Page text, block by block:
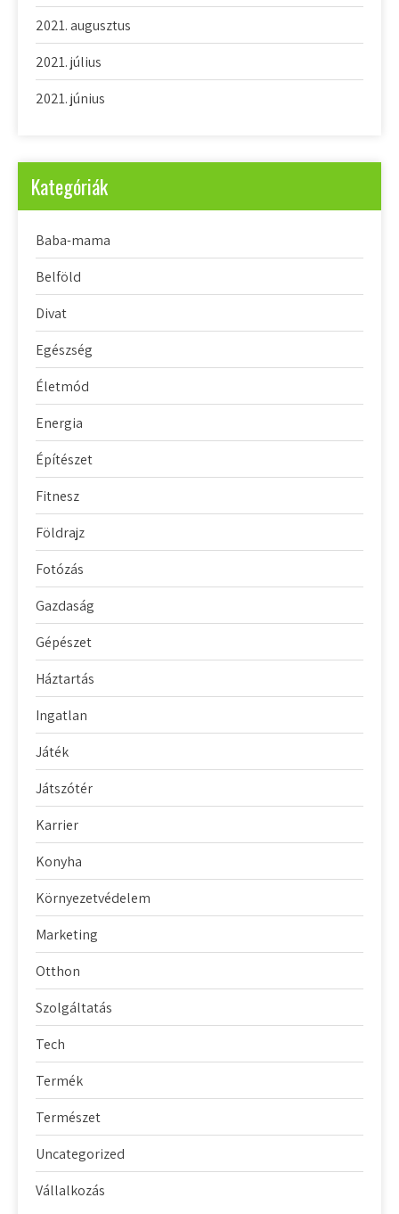
2021. augusztus
2021. július
2021. június
Kategóriák
Baba-mama
Belföld
Divat
Egészség
Életmód
Energia
Építészet
Fitnesz
Földrajz
Fotózás
Gazdaság
Gépészet
Háztartás
Ingatlan
Játék
Játszótér
Karrier
Konyha
Környezetvédelem
Marketing
Otthon
Szolgáltatás
Tech
Termék
Természet
Uncategorized
Vállalkozás